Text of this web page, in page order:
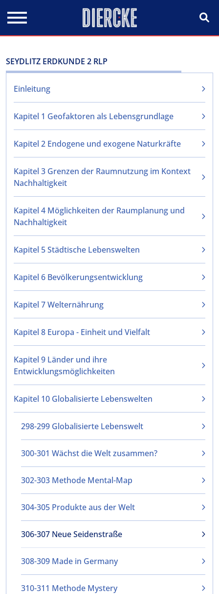
SEYDLITZ ERDKUNDE 2 RLP
Einleitung
Kapitel 1 Geofaktoren als Lebensgrundlage
Kapitel 2 Endogene und exogene Naturkräfte
Kapitel 3 Grenzen der Raumnutzung im Kontext
Nachhaltigkeit
Kapitel 4 Möglichkeiten der Raumplanung und
Nachhaltigkeit
Kapitel 5 Städtische Lebenswelten
Kapitel 6 Bevölkerungsentwicklung
Kapitel 7 Welternährung
Kapitel 8 Europa - Einheit und Vielfalt
Kapitel 9 Länder und ihre
Entwicklungsmöglichkeiten
Kapitel 10 Globalisierte Lebenswelten
298-299 Globalisierte Lebenswelt
300-301 Wächst die Welt zusammen?
302-303 Methode Mental-Map
304-305 Produkte aus der Welt
306-307 Neue Seidenstraße
308-309 Made in Germany
310-311 Methode Mystery